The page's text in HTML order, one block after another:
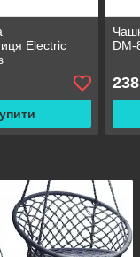
Electric
DM-
238